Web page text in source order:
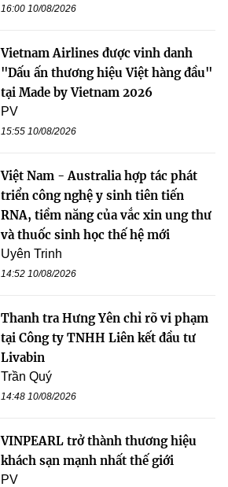
16:00 10/08/2026
Vietnam Airlines được vinh danh
"Dấu ấn thương hiệu Việt hàng đầu"
tại Made by Vietnam 2026
PV
15:55 10/08/2026
Việt Nam - Australia hợp tác phát
triển công nghệ y sinh tiên tiến
RNA, tiềm năng của vắc xin ung thư
và thuốc sinh học thế hệ mới
Uyên Trinh
14:52 10/08/2026
Thanh tra Hưng Yên chỉ rõ vi phạm
tại Công ty TNHH Liên kết đầu tư
Livabin
Trần Quý
14:48 10/08/2026
VINPEARL trở thành thương hiệu
khách sạn mạnh nhất thế giới
PV